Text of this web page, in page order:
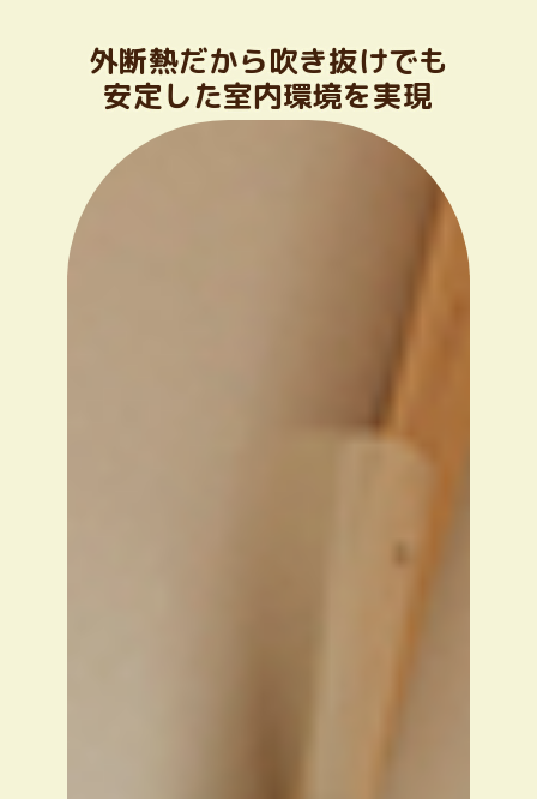
外断熱だから吹き抜けでも
安定した室内環境を実現